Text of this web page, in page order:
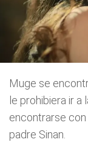
Muge se
le prohibiera ir a
encontrarse con
padre Sinan.